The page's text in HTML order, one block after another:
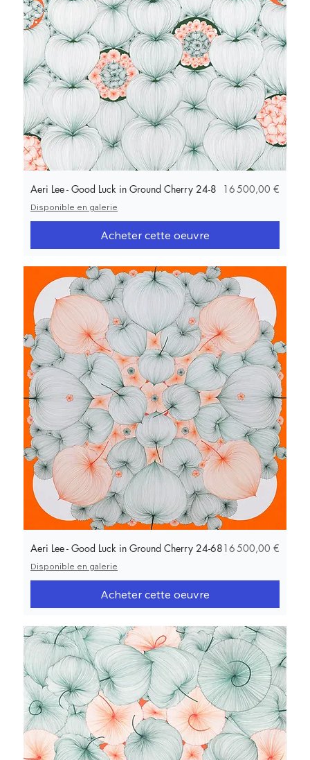
Aeri Lee - Good Luck in Ground Cherry 24-8 Prix
16 500,00 €
Disponible en galerie
Acheter cette oeuvre
Aeri Lee - Good Luck in Ground Cherry 24-68Prix
16 500,00 €
Disponible en galerie
Acheter cette oeuvre